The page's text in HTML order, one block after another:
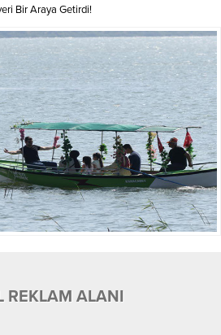
Bir Araya Getirdi!
REKLAM ALANI